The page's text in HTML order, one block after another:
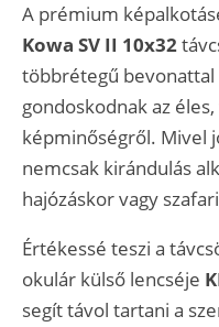
A prémium
Kowa SV II 10x32
többrétegű
gondoskodnak az
képminőségről. Mivel
nemcsak kirándulás
hajózáskor vagy
Értékessé teszi a
okulár külső lencséje
segít távol tartani a